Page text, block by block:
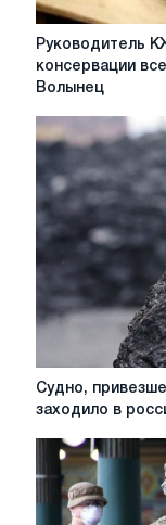
борьбы
COVID-
19
Руководитель
распорядился
подготовке
к
консервации
всех
четырех
шахт
предприятия
Волынец
Руководитель
консервации
Волынец
Судно,
Украину
уголь
Колумбии
Судно,
заходило в